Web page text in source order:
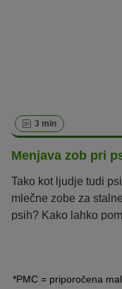
3 min
Menjava zob pri
Tako kot ljudje tudi
mlečne zobe za
psih? Kako lahko
*PMC = priporočena